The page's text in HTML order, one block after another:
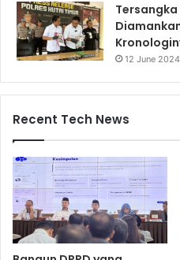
12 June 2024
Recent Tech News